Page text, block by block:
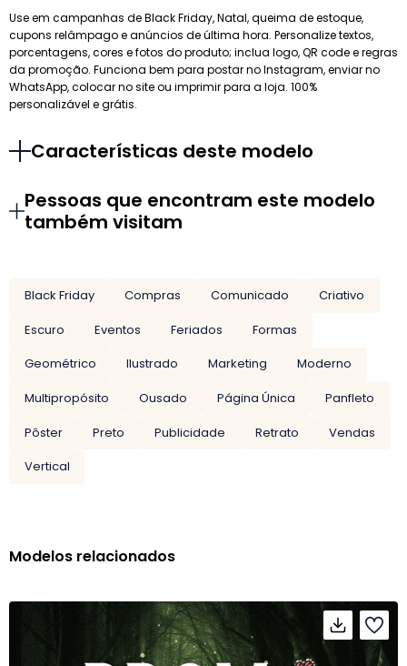
Use em campanhas de Black Friday, Natal, queima de estoque,
cupons relâmpago e anúncios de última hora. Personalize textos,
porcentagens, cores e fotos do produto; inclua logo, QR code e regras
da promoção. Funciona bem para postar no Instagram, enviar no
WhatsApp, colocar no site ou imprimir para a loja. 100%
personalizável e grátis.
Características deste modelo
Pessoas que encontram este modelo
também visitam
Black Friday Compras Comunicado
Criativo
Escuro
Eventos Feriados
Formas
Geométrico
Ilustrado Marketing
Moderno
Multipropósito
Ousado Página Única
Panfleto
Pôster
Preto Publicidade Retrato
Vendas
Vertical
Modelos relacionados